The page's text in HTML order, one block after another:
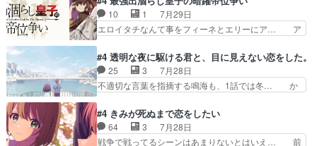
油を注ぐターニャの勝利軍… 犠牲を払っても良い
ならお前たちが前線へ行… 戦闘がアッサリし過ぎ
じゃない？戦争がメイ…
汗拭きそりゃいやだろwwバトー＆ト… イノセン
スの元となった回だけど、ガイノイ… アダム・リ
ンクやジェイムスン(教授)型サ… アンドロイドも
センスの土台になったエピ… コミカルなのにも慣
れてきました。１話でし… ロボットの反乱は今と
なっては良くある話し…
10 1
7月29日
エロイタチなんて事をフィーネとエリーにア… ア
スターを呼ぶ笛？黒幕は狩猟祭とは関係… 平凡な
少女に見える眼鏡w眼鏡属性は持ち合… 神アニ
メ、ケテーイ！「騎士狩猟祭、前夜の… フィーネ
がアルノルトに活躍してもらいたが… 第４話を
とフィーネの２度目のデート出… マジできな臭い
ぞ帝位争い。姉からの刺客を… ふぃーねと町の様
子を見に行ったら町中で窃…
#4 透明な夜に駆ける君と、目に見えない恋をした。
25 3
7月28日
不適切な言葉を指摘する鳴海も、1話では冬… か
接していいのかわからず戸惑うかけるも… 盲目だ
と相手の表情も分からないからどう思… 今期のバ
ックナンバーみたいなOPアニメ。… 初デートで
#4 きみが死ぬまで恋をしたい
64 3
7月28日
戦争で戦ってるシーンはあまりないとはいえ… 前